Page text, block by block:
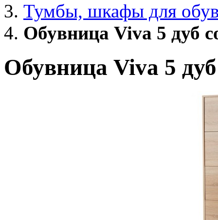
Тумбы, шкафы для
Обувница Viva 5 дуб
Обувница Viva 5